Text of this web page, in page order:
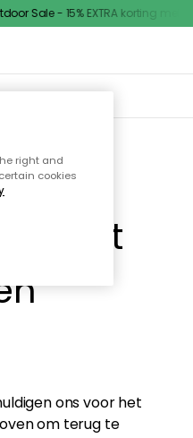
Sale - 15% EXTRA korting met code
hebt
ons voor het
om terug te
right and
cookies